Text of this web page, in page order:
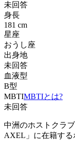
未回答
身長
181 cm
星座
おうし座
出身地
未回答
血液型
B型
MBTIMBTIとは?
未回答
中洲のホストクラ
AXEL」に在籍する